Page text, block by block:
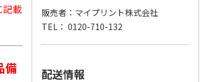
記載
備
販売者：マイプリント株式会社
TEL： 0120-710-132
配送情報